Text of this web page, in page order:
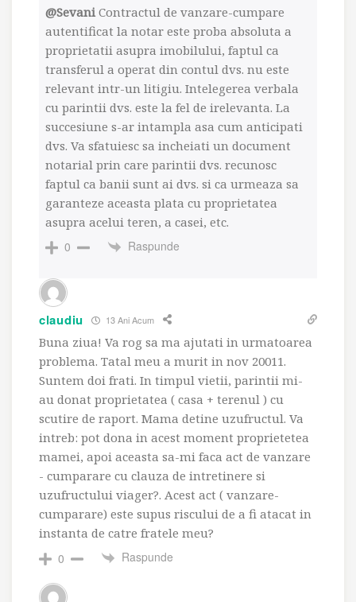
@Sevani Contractul de vanzare-cumpare
autentificat la notar este proba absoluta a
proprietatii asupra imobilului, faptul ca
transferul a operat din contul dvs. nu este
relevant intr-un litigiu. Intelegerea verbala
cu parintii dvs. este la fel de irelevanta. La
succesiune s-ar intampla asa cum anticipati
dvs. Va sfatuiesc sa incheiati un document
notarial prin care parintii dvs. recunosc
faptul ca banii sunt ai dvs. si ca urmeaza sa
garanteze aceasta plata cu proprietatea
asupra acelui teren, a casei, etc.
0
Raspunde
claudiu 13 Ani Acum
Buna ziua! Va rog sa ma ajutati in urmatoarea
problema. Tatal meu a murit in nov 20011.
Suntem doi frati. In timpul vietii, parintii mi-
au donat proprietatea ( casa + terenul ) cu
scutire de raport. Mama detine uzufructul. Va
intreb: pot dona in acest moment proprietetea
mamei, apoi aceasta sa-mi faca act de vanzare
- cumparare cu clauza de intretinere si
uzufructului viager?. Acest act ( vanzare-
cumparare) este supus riscului de a fi atacat in
instanta de catre fratele meu?
0
Raspunde